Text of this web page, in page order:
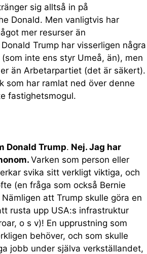
sig alltså in på
Donald. Men vanligtvis har
mer resurser än
Trump har visserligen några
(som inte ens styr Umeå, än), men
än Arbetarpartiet (det är säkert).
som har ramlat ned över denne
fastighetsmogul.
Donald Trump. Nej. Jag har
Varken som person eller
svika sitt verkligt viktiga, och
(en fråga som också Bernie
att Trump skulle göra en
rusta upp USA:s infrastruktur
o s v)! En upprustning som
behöver, och som skulle
jobb under själva verkställandet,